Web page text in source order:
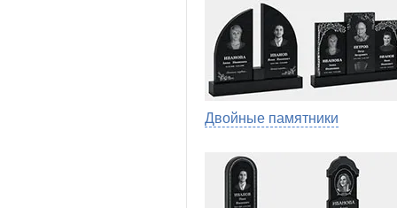
Двойные памятники